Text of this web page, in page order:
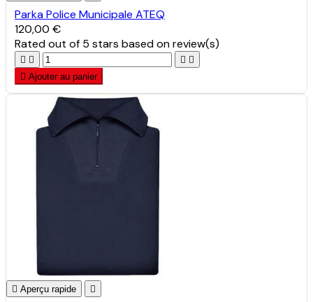
Parka Police Municipale ATEQ
120,00 €
Ratedout of 5 stars based onreview(s)
   
 Ajouter au panier
 Aperçu rapide 